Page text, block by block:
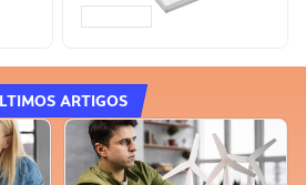
ARTIGOS